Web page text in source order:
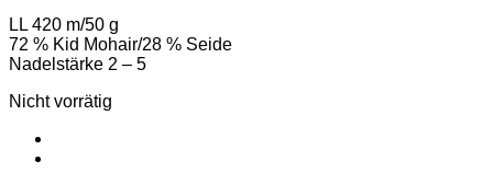
LL 420 m/50 g
72 % Kid Mohair/28 % Seide
Nadelstärke 2 – 5
Nicht vorrätig